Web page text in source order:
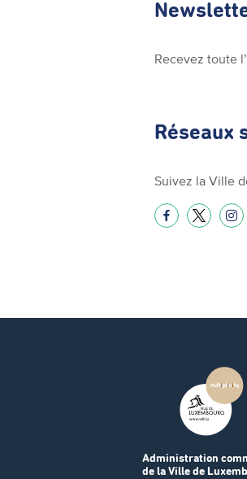
Recevez toute
Réseaux
Suivez la Ville
Administration
de la Ville de